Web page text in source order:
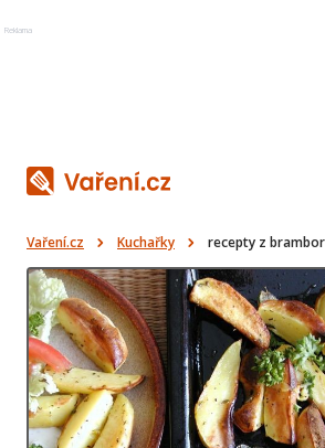
Reklama
Vaření.cz Kuchařky recepty z brambor